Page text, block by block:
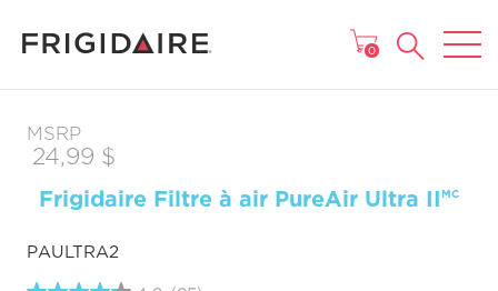
MENU
0
MSRP
24,99 $
Frigidaire Filtre à air PureAir Ultra IIMC
PAULTRA2